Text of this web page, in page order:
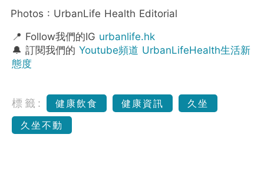
Photos : UrbanLife Health Editorial
📍 Follow我們的IG urbanlife.hk
🔔 訂閱我們的 Youtube頻道 UrbanLifeHealth生活新
態度
標籤: 健康飲食 健康資訊
久坐
久坐不動